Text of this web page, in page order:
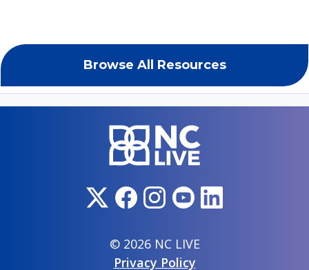
Browse All Resources
© 2026 NC LIVE
Privacy Policy